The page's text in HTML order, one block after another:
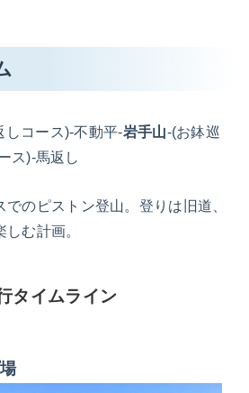
しコース)-不動平-岩手山-(お鉢巡
ス)-馬返し
のピストン登山。登りは旧道、
む計画。
タイムライン